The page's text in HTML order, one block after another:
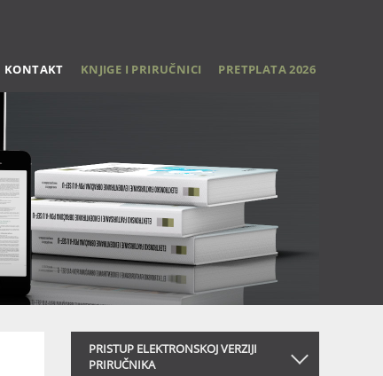
KONTAKT KNJIGE I PRIRUČNICI PRETPLATA 2026
PRISTUP ELEKTRONSKOJ VERZIJI
PRIRUČNIKA